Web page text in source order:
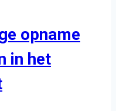
opname
in het